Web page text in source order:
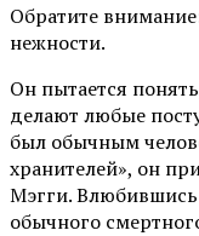
Обратите
нежности.
Он пытается
делают любые
был обычным
хранителей», он
Мэгги. Влюбившись
обычного